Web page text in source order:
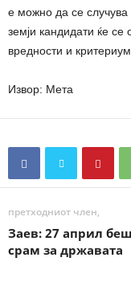
е можно да се случува
земји кандидати ќе се
вредности и
Извор: Мета
претходниот член,
Заев: 27 април
срам за државата